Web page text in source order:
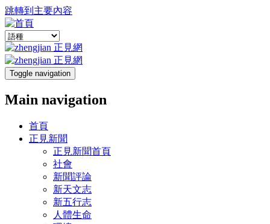
跳轉到主要內容
Toggle navigation
Main navigation
首頁
正見新聞
正見新聞首頁
社會
新聞評論
新天文志
新五行志
人體生命